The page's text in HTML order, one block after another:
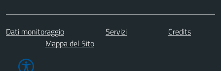
Dati monitoraggio Servizi
Credits
Mappa del Sito